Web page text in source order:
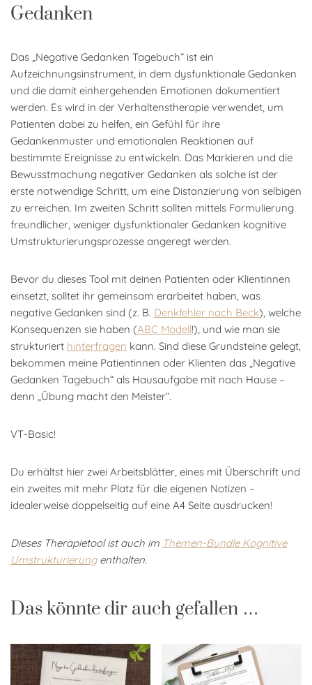
Gedanken
Das „Negative Gedanken Tagebuch“ ist ein
Aufzeichnungsinstrument, in dem dysfunktionale Gedanken
und die damit einhergehenden Emotionen dokumentiert
werden. Es wird in der Verhaltenstherapie verwendet, um
Patienten dabei zu helfen, ein Gefühl für ihre
Gedankenmuster und emotionalen Reaktionen auf
bestimmte Ereignisse zu entwickeln. Das Markieren und die
Bewusstmachung negativer Gedanken als solche ist der
erste notwendige Schritt, um eine Distanzierung von selbigen
zu erreichen. Im zweiten Schritt sollten mittels Formulierung
freundlicher, weniger dysfunktionaler Gedanken kognitive
Umstrukturierungsprozesse angeregt werden.
Bevor du dieses Tool mit deinen Patienten oder Klientinnen
einsetzt, solltet ihr gemeinsam erarbeitet haben, was
negative Gedanken sind (z. B. Denkfehler nach Beck), welche
Konsequenzen sie haben (ABC Modell!), und wie man sie
strukturiert hinterfragen kann. Sind diese Grundsteine gelegt,
bekommen meine Patientinnen oder Klienten das „Negative
Gedanken Tagebuch“ als Hausaufgabe mit nach Hause –
denn „Übung macht den Meister“.
VT-Basic!
Du erhältst hier zwei Arbeitsblätter, eines mit Überschrift und
ein zweites mit mehr Platz für die eigenen Notizen –
idealerweise doppelseitig auf eine A4 Seite ausdrucken!
Dieses Therapietool ist auch im Themen-Bundle Kognitive
Umstrukturierungenthalten.
Das könnte dir auch gefallen …